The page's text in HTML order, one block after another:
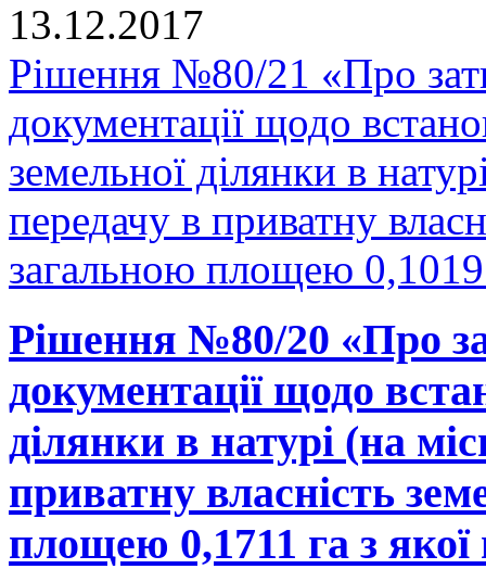
13.12.2017
Рішення №80/21 «Про
документації щодо
земельної ділянки в
передачу в приватну
загальною площею
Рішення №80/20 «Про
документації щодо
ділянки в натурі (на
приватну власність
площею 0,1711 га з